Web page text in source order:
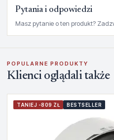
Pytania i odpowiedzi
Masz pytanie o ten produkt?
POPULARNE PRODUKTY
Klienci oglądali także
TANIEJ -809 ZŁ BESTSELLER